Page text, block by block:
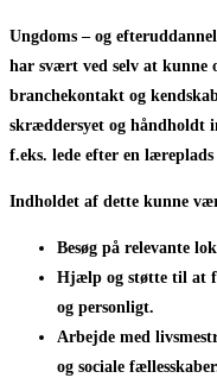
Ungdoms – og
har svært ved selv at kunne
branchekontakt og
skræddersyet og håndholdt
f.eks. lede efter en læreplads
Indholdet af dette kunne
Besøg på relevante
Hjælp og støtte til at
og personligt.
Arbejde med
og sociale